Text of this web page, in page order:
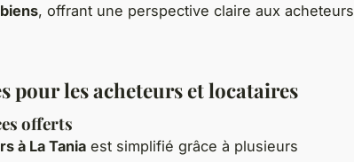
, offrant une perspective claire aux acheteurs
les acheteurs et locataires
offerts
à La Tania est simplifié grâce à plusieurs